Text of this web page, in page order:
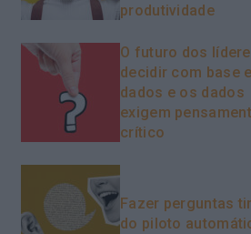
produtividade
O futuro dos
decidir com base
dados e os dados
exigem
crítico
Fazer perguntas
do piloto